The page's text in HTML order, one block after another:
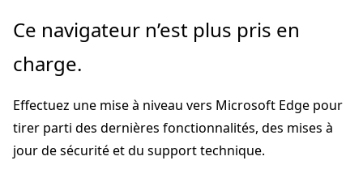
Passer
directement
au
principal
Passer
la
dans
la
page
Ce navigateur n’est plus pris en
charge.
Effectuez une mise à niveau vers Microsoft Edge pour
tirer parti des dernières fonctionnalités, des mises à
jour de sécurité et du support technique.